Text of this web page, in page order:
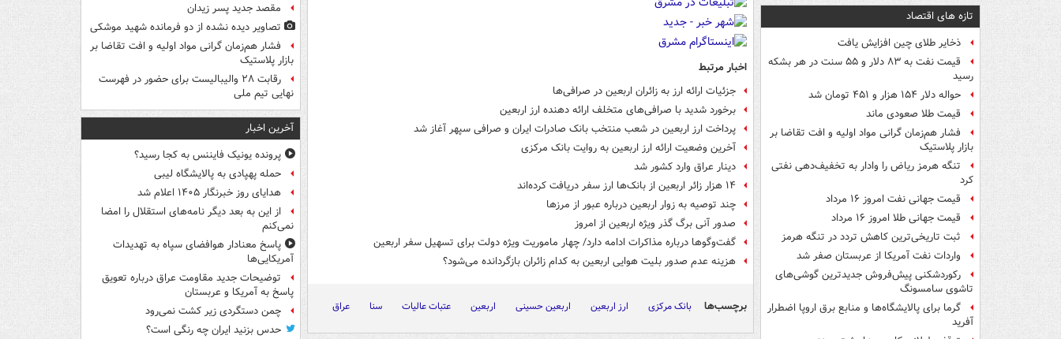
تازه های اقتصاد
ذخایر طلای چین افزایش یافت
قیمت نفت به ۸۳ دلار و ۵۵ سنت در هر بشکه
رسید
حواله دلار ۱۵۴ هزار و ۴۵۱ تومان شد
قیمت طلا صعودی ماند
فشار هم‌زمان گرانی مواد اولیه و افت تقاضا بر
بازار پلاستیک
تنگه هرمز ریاض را وادار به تخفیف‌دهی نفتی
کرد
قیمت جهانی نفت امروز ۱۶ مرداد
قیمت جهانی طلا امروز ۱۶ مرداد
ثبت تاریخی‌ترین کاهش تردد در تنگه هرمز
واردات نفت آمریکا از عربستان صفر شد
رکوردشکنی پیش‌فروش جدیدترین گوشی‌های
تاشوی سامسونگ
گرما برای پالایشگاه‌ها و منابع برق اروپا اضطرار
آفرید
اخبار مرتبط
جزئیات ارائه ارز به زائران اربعین در صرافی‌ها
برخورد شدید با صرافی‌های متخلف ارائه دهنده ارز اربعین
پرداخت ارز اربعین در شعب منتخب بانک صادرات ایران و صرافی سپهر آغاز شد
آخرین وضعیت ارائه ارز اربعین به روایت بانک مرکزی
دینار عراق وارد کشور شد
۱۴ هزار زائر اربعین از بانک‌ها ارز سفر دریافت کرده‌اند
چند توصیه به زوار اربعین درباره‌ عبور از مرزها
صدور آنی برگ گذر ویژه اربعین از امروز
گفت‌وگوها درباره مذاکرات ادامه دارد/ چهار ماموریت ویژه دولت برای تسهیل سفر اربعین
هزینه عدم صدور بلیت هوایی اربعین به کدام زائران بازگردانده می‌شود؟
برچسب‌ها بانک مرکزی ارز اربعین اربعین حسینی اربعین عتبات عالیات سنا عراق
مقصد جدید پسر زیدان
تصاویر دیده‌ نشده از دو فرمانده شهید موشکی
فشار هم‌زمان گرانی مواد اولیه و افت تقاضا بر
بازار پلاستیک
رقابت ۲۸ والیبالیست برای حضور در فهرست
نهایی تیم ملی
آخرین اخبار
پرونده یونیک فایننس به کجا رسید؟
حمله پهپادی به پالایشگاه لیبی
هدایای روز خبرنگار ۱۴۰۵ اعلام شد
از این به بعد دیگر نامه‌های استقلال را امضا
نمی‌کنم
پاسخ معنادار هوافضای سپاه به تهدیدات
آمریکایی‌ها
توضیحات جدید مقاومت عراق درباره تعویق
پاسخ به آمریکا و عربستان
چمن دستگردی زیر کشت نمی‌رود
حدس بزنید ایران چه رنگی است؟